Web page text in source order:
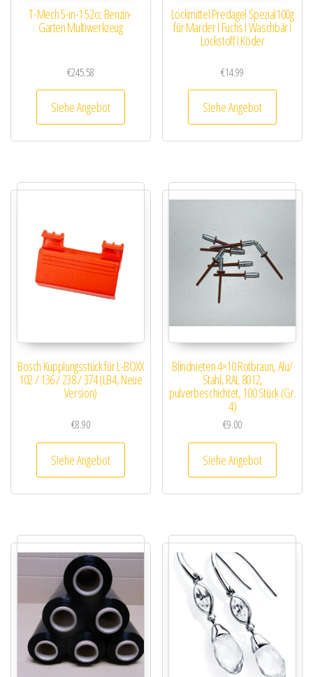
T-Mech 5-in-1 52cc Benzin-
Garten Multiwerkzeug
€245.58
Siehe Angebot
Lockmittel Predagel Spezial100g
für Marder I Fuchs I Waschbär I
Lockstoff I Köder
€14.99
Siehe Angebot
Bosch Kupplungsstück für L-BOXX
102 / 136 / 238 / 374 (LB4, Neue
Version)
€8.90
Siehe Angebot
Blindnieten 4×10 Rotbraun, Alu/
Stahl, RAL 8012,
pulverbeschichtet, 100 Stück (Gr.
4)
€9.00
Siehe Angebot